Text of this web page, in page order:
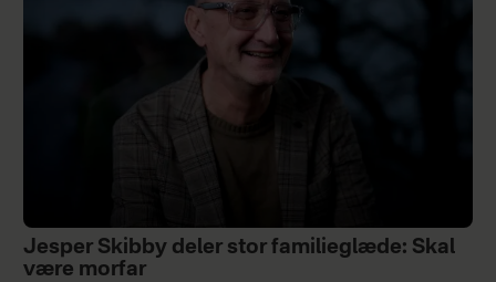
Jesper Skibby deler stor familieglæde: Skal
være morfar